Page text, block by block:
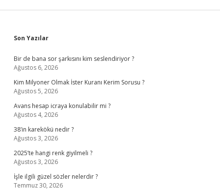
Sidebar
Son Yazılar
Bir de bana sor şarkısını kim seslendiriyor ?
Ağustos 6, 2026
Kim Milyoner Olmak İster Kuranı Kerim Sorusu ?
Ağustos 5, 2026
Avans hesap icraya konulabilir mi ?
Ağustos 4, 2026
38’in karekökü nedir ?
Ağustos 3, 2026
2025’te hangi renk giyilmeli ?
Ağustos 3, 2026
İşle ilgili güzel sözler nelerdir ?
Temmuz 30, 2026